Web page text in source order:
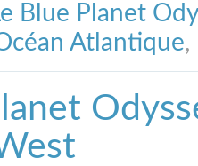
Blue Planet
Atlantique,